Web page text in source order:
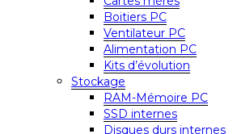
Boitiers PC
Ventilateur PC
Alimentation PC
Kits d’évolution
Stockage
RAM-Mémoire PC
SSD internes
Disques durs internes